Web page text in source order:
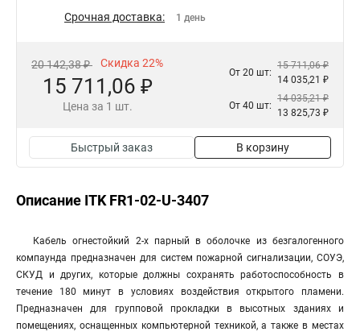
Срочная доставка: 1 день
20 142,38 ₽ Скидка 22%
15 711,06 ₽
Цена за 1 шт.
От 20 шт:
15 711,06 ₽
14 035,21 ₽
От 40 шт:
14 035,21 ₽
13 825,73 ₽
Быстрый заказ В корзину
Описание ITK FR1-02-U-3407
Кабель огнестойкий 2-х парный в оболочке из безгалогенного
компаунда предназначен для систем пожарной сигнализации, СОУЭ,
СКУД и других, которые должны сохранять работоспособность в
течение 180 минут в условиях воздействия открытого пламени.
Предназначен для групповой прокладки в высотных зданиях и
помещениях, оснащенных компьютерной техникой, а также в местах